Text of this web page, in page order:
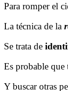
Para romper el
La técnica de la
Se trata de
Es probable que
Y buscar otras